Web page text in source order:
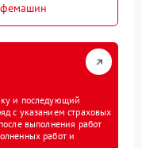
и последующий
с указанием страховых
выполнения работ
работ и